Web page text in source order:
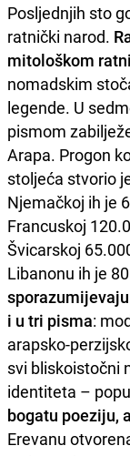
Posljednjih sto
ratnički narod.
mitološkom
nomadskim
legende. U
pismom
Arapa. Progon
stoljeća stvorio
Njemačkoj ih je
Francuskoj
Švicarskoj
Libanonu ih je
i u tri pisma:
arapsko-
svi bliskoistočni
identiteta –
bogatu poeziju,
Erevanu